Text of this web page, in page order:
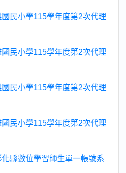
民小學115學年度第2次代理
民小學115學年度第2次代理
民小學115學年度第2次代理
民小學115學年度第2次代理
縣數位學習師生單一帳號系